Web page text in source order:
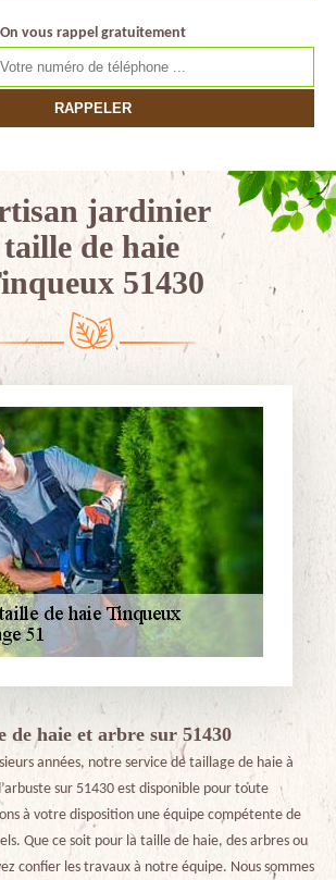
On vous rappel gratuitement
jardinier
taille de haie
51430
de haie et arbre sur 51430
années, notre service de taillage de haie à
sur 51430 est disponible pour toute
à votre disposition une équipe compétente de
Que ce soit pour la taille de haie, des arbres ou
confier les travaux à notre équipe. Nous sommes